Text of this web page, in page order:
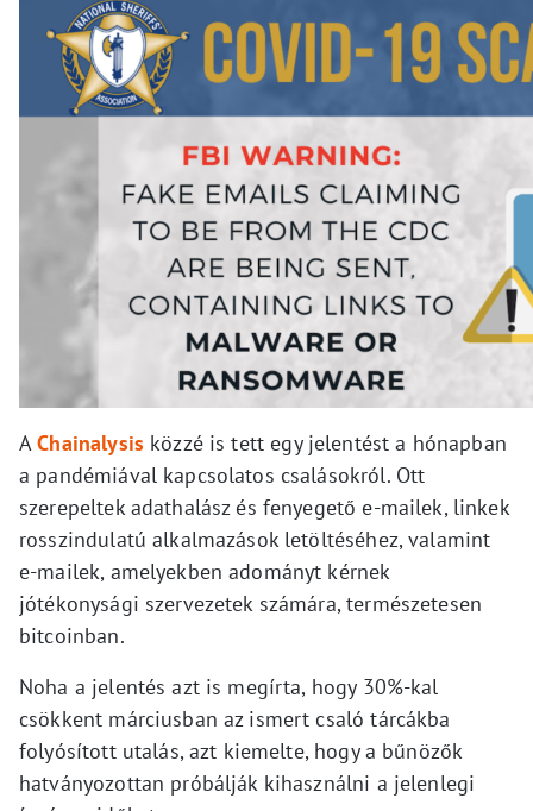
AChainalysis közzé is tett egy jelentést a hónapban
a pandémiával kapcsolatos csalásokról. Ott
szerepeltek adathalász és fenyegető e-mailek, linkek
rosszindulatú alkalmazások letöltéséhez, valamint
e-mailek, amelyekben adományt kérnek
jótékonysági szervezetek számára, természetesen
bitcoinban.
Noha a jelentés azt is megírta, hogy 30%-kal
csökkent márciusban az ismert csaló tárcákba
folyósított utalás, azt kiemelte, hogy a bűnözők
hatványozottan próbálják kihasználni a jelenlegi